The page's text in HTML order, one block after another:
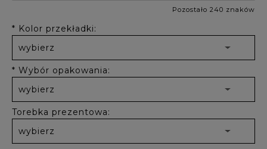
Pozostało 240 znaków
* Kolor przekładki:
* Wybór opakowania:
Torebka prezentowa: